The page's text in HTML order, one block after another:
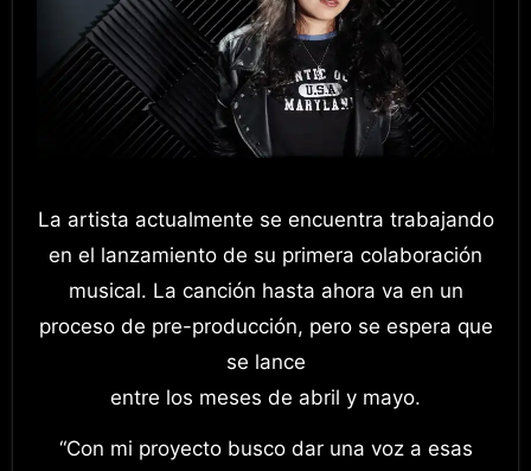
La artista actualmente se encuentra trabajando
en el lanzamiento de su primera colaboración
musical. La canción hasta ahora va en un
proceso de pre-producción, pero se espera que
se lance
entre los meses de abril y mayo.
“Con mi proyecto busco dar una voz a esas